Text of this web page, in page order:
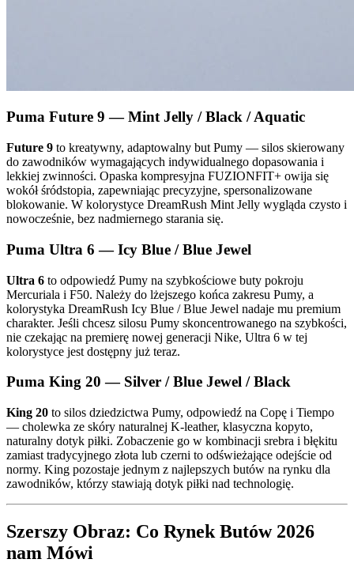
Puma Future 9 — Mint Jelly / Black / Aquatic
Future 9 to kreatywny, adaptowalny but Pumy — silos skierowany
do zawodników wymagających indywidualnego dopasowania i
lekkiej zwinności. Opaska kompresyjna FUZIONFIT+ owija się
wokół śródstopia, zapewniając precyzyjne, spersonalizowane
blokowanie. W kolorystyce DreamRush Mint Jelly wygląda czysto i
nowocześnie, bez nadmiernego starania się.
Puma Ultra 6 — Icy Blue / Blue Jewel
Ultra 6 to odpowiedź Pumy na szybkościowe buty pokroju
Mercuriala i F50. Należy do lżejszego końca zakresu Pumy, a
kolorystyka DreamRush Icy Blue / Blue Jewel nadaje mu premium
charakter. Jeśli chcesz silosu Pumy skoncentrowanego na szybkości,
nie czekając na premierę nowej generacji Nike, Ultra 6 w tej
kolorystyce jest dostępny już teraz.
Puma King 20 — Silver / Blue Jewel / Black
King 20 to silos dziedzictwa Pumy, odpowiedź na Copę i Tiempo
— cholewka ze skóry naturalnej K-leather, klasyczna kopyto,
naturalny dotyk piłki. Zobaczenie go w kombinacji srebra i błękitu
zamiast tradycyjnego złota lub czerni to odświeżające odejście od
normy. King pozostaje jednym z najlepszych butów na rynku dla
zawodników, którzy stawiają dotyk piłki nad technologię.
Szerszy Obraz: Co Rynek Butów 2026
nam Mówi